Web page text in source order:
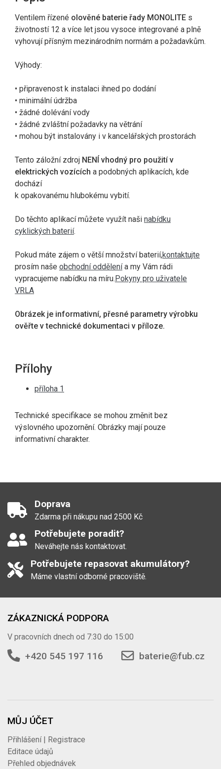
Ventilem řízené olověné baterie řady MONOLITE s
životností 12 a více let jsou vysoce integrované a plně
vyhovují přísným mezinárodním normám a požadavkům.
Výhody:
• připravenost k instalaci ihned po dodání
• minimální údržba
• žádné dolévání vody
• žádné zvláštní požadavky na větrání
• mohou být instalovány i v kancelářských prostorách
Tento záložní zdroj NENÍ vhodný pro použití v
elektrických vozících a podobných aplikacích, kde
dochází
k opakovanému hlubokému vybití.
Do těchto aplikací můžete využít naši nabídku
cyklických baterií.
Pokud máte zájem o větší množství baterií,kontaktujte
prosím naše obchodní oddělenía my Vám rádi
vypracujeme nabídku na míru.Pokyny pro uživatele
VRLA
Obrázek je informativní, přesné parametry výrobku
ověřte v technické dokumentaci v příloze.
Přílohy
příloha 1
Technické specifikace se mohou změnit bez
výslovného upozornění. Obrázky mají pouze
informativní charakter.
Doprava
Zdarma při nákupu nad 2500 Kč
Potřebujete poradit?
Neváhejte nás kontaktovat.
Potřebujete repasovat akumulátory?
Máme vlastní odborné pracoviště.
ZÁKAZNICKÁ PODPORA
V pracovních dnech od 7:30 do 15:00
+420 545 197 116 baterie@fub.cz
MŮJ ÚČET
Přihlášení | Registrace
Editace údajů
Přehled objednávek